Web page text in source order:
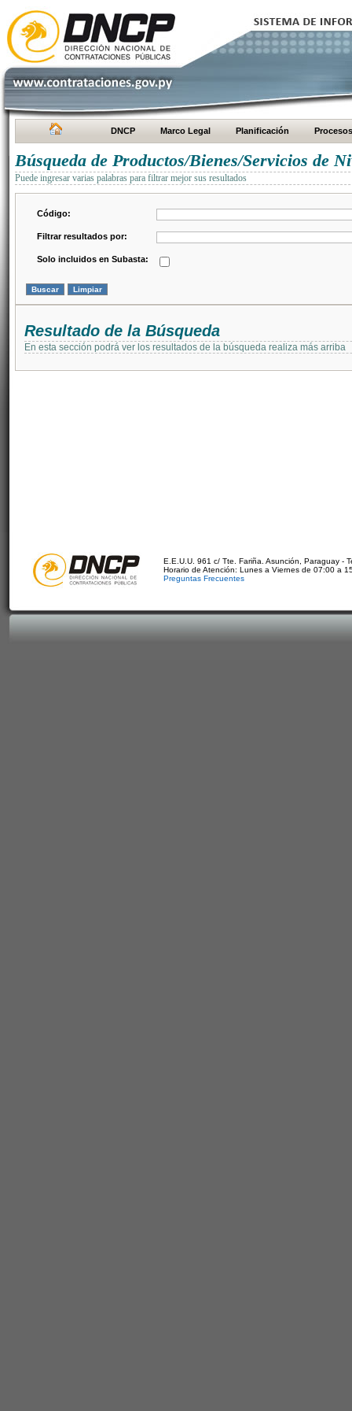
DNCP Marco Legal Planificación Procesos
Búsqueda de Productos/Bienes/Servicios de
Puede ingresar varias palabras para filtrar mejor sus resultados
Código:
Filtrar resultados por:
Solo incluidos en Subasta:
Resultado de la Búsqueda
En esta sección podrá ver los resultados de la búsqueda realiza más arriba
E.E.U.U. 961 c/ Tte. Fariña. Asunción, Paraguay -
Horario de Atención: Lunes a Viernes de 07:00 a
Preguntas Frecuentes